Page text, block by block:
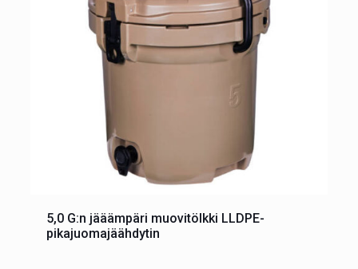
5,0 G:n jääämpäri muovitölkki LLDPE-
pikajuomajäähdytin